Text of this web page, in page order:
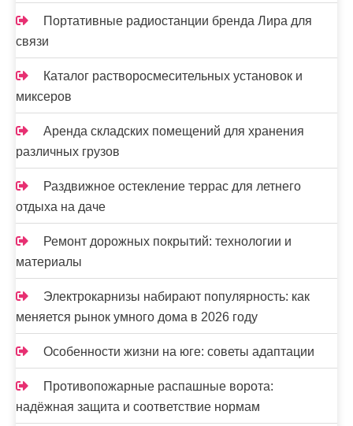
Портативные радиостанции бренда Лира для
связи
Каталог растворосмесительных установок и
миксеров
Аренда складских помещений для хранения
различных грузов
Раздвижное остекление террас для летнего
отдыха на даче
Ремонт дорожных покрытий: технологии и
материалы
Электрокарнизы набирают популярность: как
меняется рынок умного дома в 2026 году
Особенности жизни на юге: советы адаптации
Противопожарные распашные ворота:
надёжная защита и соответствие нормам